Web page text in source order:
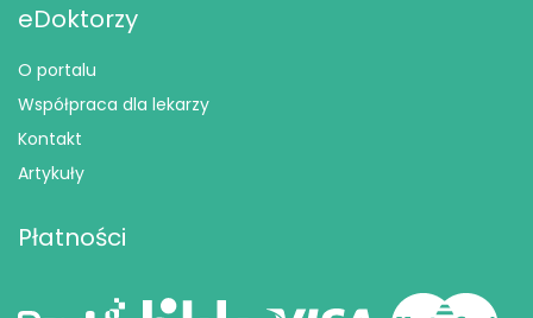
eDoktorzy
O portalu
Współpraca dla lekarzy
Kontakt
Artykuły
Płatności